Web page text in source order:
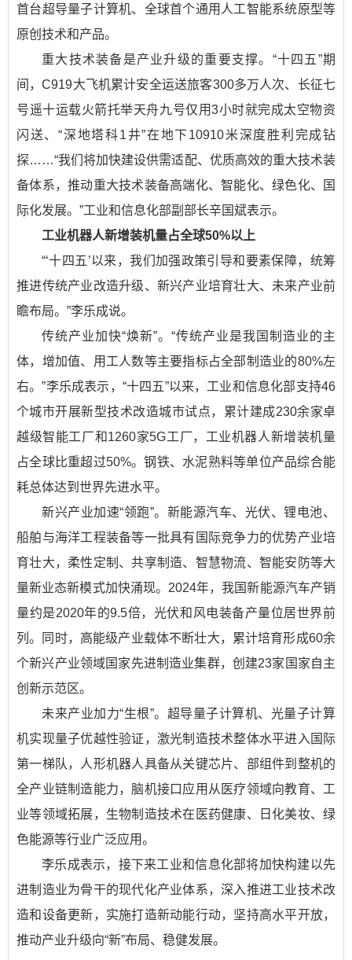
首台超导量子计算机、全球首个通用人工智能系统原型等
原创技术和产品。
重大技术装备是产业升级的重要支撑。“十四五”期
间，C919大飞机累计安全运送旅客300多万人次、长征七
号遥十运载火箭托举天舟九号仅用3小时就完成太空物资
闪送、“深地塔科1井”在地下10910米深度胜利完成钻
探……“我们将加快建设供需适配、优质高效的重大技术装
备体系，推动重大技术装备高端化、智能化、绿色化、国
际化发展。”工业和信息化部副部长辛国斌表示。
工业机器人新增装机量占全球50%以上
“‘十四五’以来，我们加强政策引导和要素保障，统筹
推进传统产业改造升级、新兴产业培育壮大、未来产业前
瞻布局。”李乐成说。
传统产业加快“焕新”。“传统产业是我国制造业的主
体，增加值、用工人数等主要指标占全部制造业的80%左
右。”李乐成表示，“十四五”以来，工业和信息化部支持46
个城市开展新型技术改造城市试点，累计建成230余家卓
越级智能工厂和1260家5G工厂，工业机器人新增装机量
占全球比重超过50%。钢铁、水泥熟料等单位产品综合能
耗总体达到世界先进水平。
新兴产业加速“领跑”。新能源汽车、光伏、锂电池、
船舶与海洋工程装备等一批具有国际竞争力的优势产业培
育壮大，柔性定制、共享制造、智慧物流、智能安防等大
量新业态新模式加快涌现。2024年，我国新能源汽车产销
量约是2020年的9.5倍，光伏和风电装备产量位居世界前
列。同时，高能级产业载体不断壮大，累计培育形成60余
个新兴产业领域国家先进制造业集群，创建23家国家自主
创新示范区。
未来产业加力“生根”。超导量子计算机、光量子计算
机实现量子优越性验证，激光制造技术整体水平进入国际
第一梯队，人形机器人具备从关键芯片、部组件到整机的
全产业链制造能力，脑机接口应用从医疗领域向教育、工
业等领域拓展，生物制造技术在医药健康、日化美妆、绿
色能源等行业广泛应用。
李乐成表示，接下来工业和信息化部将加快构建以先
进制造业为骨干的现代化产业体系，深入推进工业技术改
造和设备更新，实施打造新动能行动，坚持高水平开放，
推动产业升级向“新”布局、稳健发展。